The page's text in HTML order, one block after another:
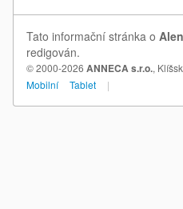
Tato informační stránka o
redigován.
© 2000-2026 ANNECA s.r.o.,
Mobilní
Tablet |